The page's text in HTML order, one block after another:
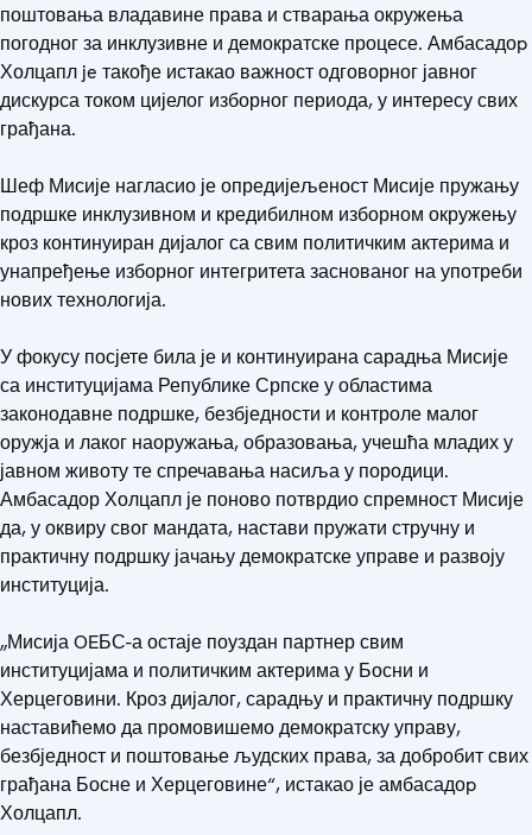
поштовања владавине права и стварања окружења
погодног за инклузивне и демократске процесе. Амбасадоp
Холцапл je такође истакао важност одговорног јавног
дискурса током цијелог изборног периода, у интересу свих
грађана.
Шеф Мисије нагласио је опредијељеност Мисије пружању
подршке инклузивном и кредибилном изборном окружењу
кроз континуиран дијалог са свим политичким актерима и
унапређење изборног интегритета заснованог на употреби
нових технологија.
У фокусу посјете била је и континуирана сарадња Мисије
са институцијама Републике Српске у областима
законодавне подршке, безбједности и контроле малог
оружја и лаког наоружања, образовања, учешћа младих у
јавном животу те спречавања насиља у породици.
Амбасадор Холцапл је поново потврдио спремност Мисије
да, у оквиру свог мандата, настави пружати стручну и
практичну подршку јачању демократске управе и развоју
институција.
„Мисија OEБС-а остаје поуздан партнер свим
институцијама и политичким актерима у Босни и
Херцеговини. Кроз дијалог, сарадњу и практичну подршку
наставићемо да промовишемо демократску управу,
безбједност и поштовање људских права, за добробит свих
грађана Босне и Херцеговине“, истакао је амбасадоp
Холцапл.